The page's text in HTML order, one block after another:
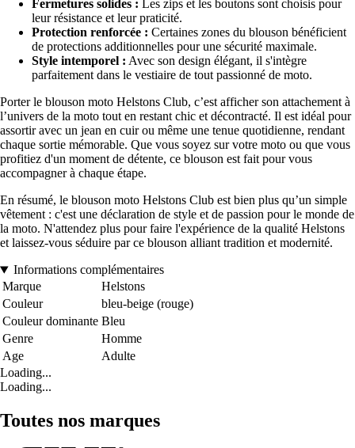
Fermetures solides : Les zips et les boutons sont choisis pour
leur résistance et leur praticité.
Protection renforcée : Certaines zones du blouson bénéficient
de protections additionnelles pour une sécurité maximale.
Style intemporel : Avec son design élégant, il s'intègre
parfaitement dans le vestiaire de tout passionné de moto.
Porter le blouson moto Helstons Club, c’est afficher son attachement à
l’univers de la moto tout en restant chic et décontracté. Il est idéal pour
assortir avec un jean en cuir ou même une tenue quotidienne, rendant
chaque sortie mémorable. Que vous soyez sur votre moto ou que vous
profitiez d'un moment de détente, ce blouson est fait pour vous
accompagner à chaque étape.
En résumé, le blouson moto Helstons Club est bien plus qu’un simple
vêtement : c'est une déclaration de style et de passion pour le monde de
la moto. N'attendez plus pour faire l'expérience de la qualité Helstons
et laissez-vous séduire par ce blouson alliant tradition et modernité.
Informations complémentaires
Marque
Helstons
Couleur
bleu-beige (rouge)
Couleur dominante Bleu
Genre
Homme
Age
Adulte
Loading...
Loading...
Toutes nos marques